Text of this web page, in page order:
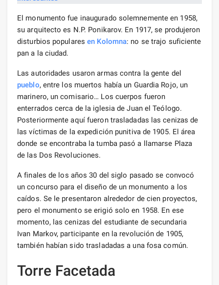
El monumento fue inaugurado solemnemente en 1958,
su arquitecto es N.P. Ponikarov. En 1917, se produjeron
disturbios popularesen Kolomna: no se trajo suficiente
pan a la ciudad.
Las autoridades usaron armas contra la gente del
pueblo, entre los muertos había un Guardia Rojo, un
marinero, un comisario… Los cuerpos fueron
enterrados cerca de la iglesia de Juan el Teólogo.
Posteriormente aquí fueron trasladadas las cenizas de
las víctimas de la expedición punitiva de 1905. El área
donde se encontraba la tumba pasó a llamarse Plaza
de las Dos Revoluciones.
A finales de los años 30 del siglo pasado se convocó
un concurso para el diseño de un monumento a los
caídos. Se le presentaron alrededor de cien proyectos,
pero el monumento se erigió solo en 1958. En ese
momento, las cenizas del estudiante de secundaria
Ivan Markov, participante en la revolución de 1905,
también habían sido trasladadas a una fosa común.
Torre Facetada